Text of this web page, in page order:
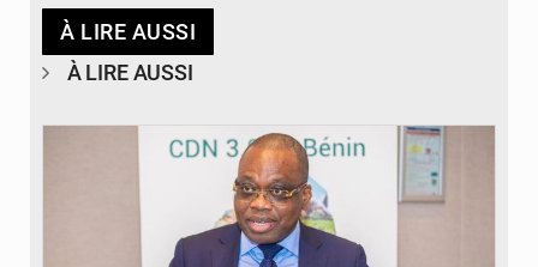
À LIRE AUSSI
À LIRE AUSSI